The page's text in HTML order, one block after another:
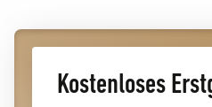
Kostenloses